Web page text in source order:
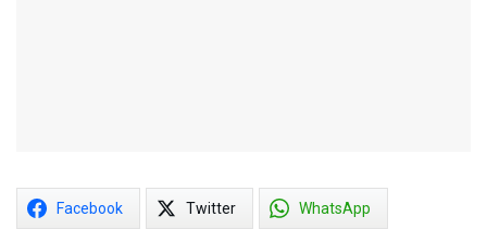
Facebook Twitter WhatsApp